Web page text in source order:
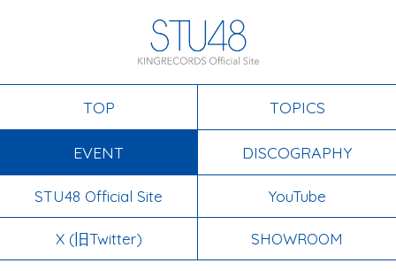
TOP TOPICS
EVENT DISCOGRAPHY
STU48 Official Site YouTube
X (旧Twitter) SHOWROOM